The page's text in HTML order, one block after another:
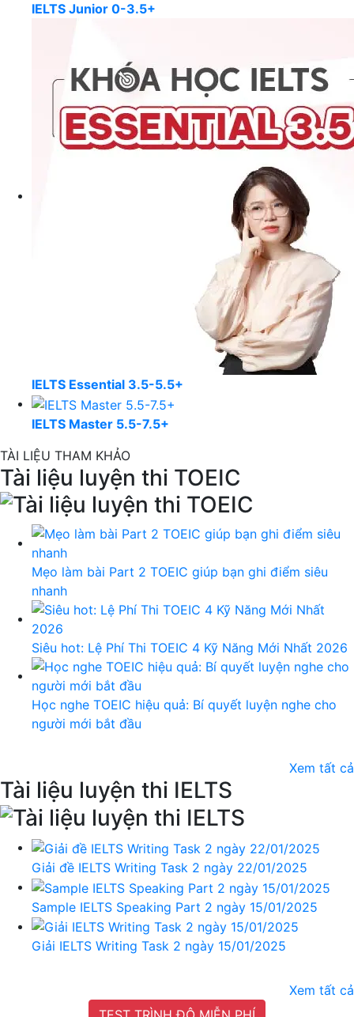
IELTS Junior 0-3.5+
IELTS Essential 3.5-5.5+
IELTS Master 5.5-7.5+
TÀI LIỆU THAM KHẢO
Tài liệu luyện thi TOEIC
Mẹo làm bài Part 2 TOEIC giúp bạn ghi điểm siêu
nhanh
Siêu hot: Lệ Phí Thi TOEIC 4 Kỹ Năng Mới Nhất 2026
Học nghe TOEIC hiệu quả: Bí quyết luyện nghe cho
người mới bắt đầu
Xem tất cả
Tài liệu luyện thi IELTS
Giải đề IELTS Writing Task 2 ngày 22/01/2025
Sample IELTS Speaking Part 2 ngày 15/01/2025
Giải IELTS Writing Task 2 ngày 15/01/2025
Xem tất cả